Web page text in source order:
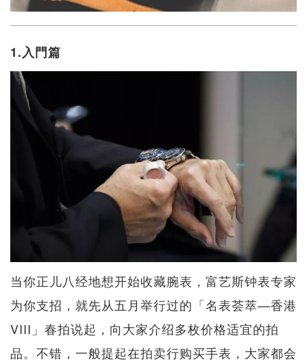
1.入門篇
当你正儿八经地想开始收藏腕表，富艺斯钟表专家
为你支招，就先从五月举行过的「名表荟萃—香港
VIII」春拍说起，向大家介绍多枚价格适宜的拍
品。不错，一般提起在拍卖行购买手表，大家都会